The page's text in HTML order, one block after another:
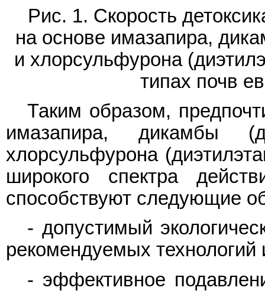
Рис. 1. Скорость
на основе имазапира,
и хлорсульфурона
типах почв
Таким образом,
имазапира, дикамбы
хлорсульфурона
широкого спектра
способствуют следующие
- допустимый
рекомендуемых технологий
- эффективное